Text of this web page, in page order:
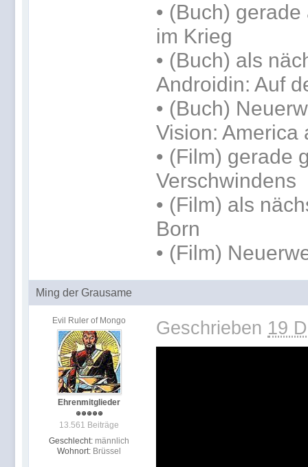
• (Buch) gerade
im Krieg
• (Buch) als
Androidin: Auf
• (Buch)
Vision: America
• (Film) gerade
Verschwindens
• (Film) als
Born
• (Film)
Ming der Grausame
Evil Ruler of Mongo
Ehrenmitglieder
13.561 Beiträge
Geschlecht: männlich
Wohnort: Brüssel
Geschrieben 19